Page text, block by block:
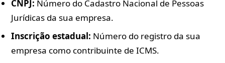
CNPJ: Número do Cadastro Nacional de Pessoas
Jurídicas da sua empresa.
Inscrição estadual: Número do registro da sua
empresa como contribuinte de ICMS.